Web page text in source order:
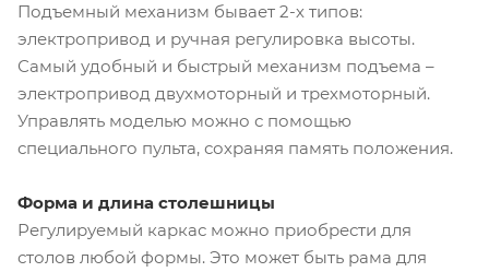
Подъемный механизм бывает 2-х типов:
электропривод и ручная регулировка высоты.
Самый удобный и быстрый механизм подъема –
электропривод двухмоторный и трехмоторный.
Управлять моделью можно с помощью
специального пульта, сохраняя память положения.
Форма и длина столешницы
Регулируемый каркас можно приобрести для
столов любой формы. Это может быть рама для